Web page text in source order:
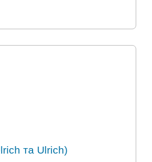
та Ulrich)